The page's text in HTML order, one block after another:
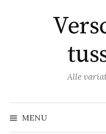
Alle
MENU